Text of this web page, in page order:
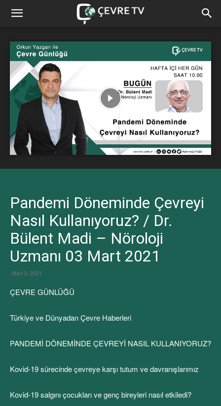
Pandemi Döneminde Çevreyi
Nasıl Kullanıyoruz? / Dr.
Bülent Madi – Nöroloji
Uzmanı 03 Mart 2021
Mart 3, 2021
ÇEVRE GÜNLÜĞÜ
Türkiye ve Dünyadan Çevre Haberleri
PANDEMİ DÖNEMİNDE ÇEVREYİ NASIL KULLANIYORUZ?
Kovid-19 sürecinde çevreye karşı tutum ve davranışlarımız
Kovid-19 salgını çocukları ve genç bireyleri nasıl etkiledi?